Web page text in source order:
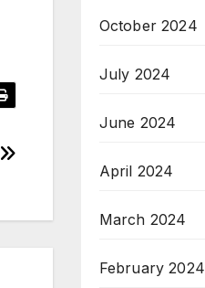
October 2024
July 2024
June 2024
April 2024
March 2024
February 2024